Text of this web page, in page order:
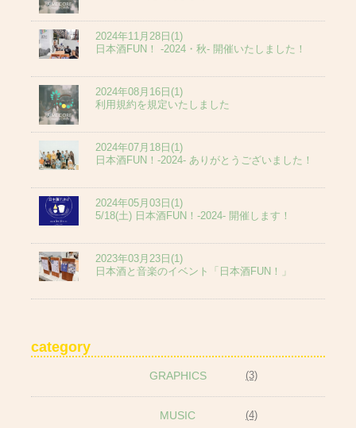
2024年11月28日(1)
日本酒FUN！ -2024・秋- 開催いたしました！
2024年08月16日(1)
利用規約を規定いたしました
2024年07月18日(1)
日本酒FUN！-2024- ありがとうございました！
2024年05月03日(1)
5/18(土) 日本酒FUN！-2024- 開催します！
2023年03月23日(1)
日本酒と音楽のイベント「日本酒FUN！」
category
GRAPHICS (3)
MUSIC (4)